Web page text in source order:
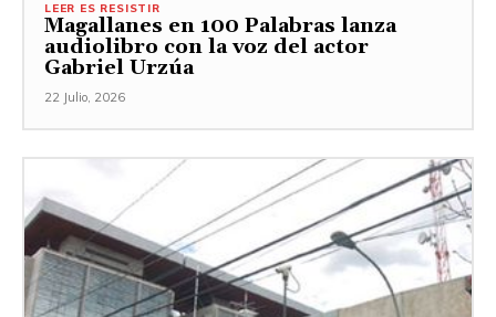
LEER ES RESISTIR
Magallanes en 100 Palabras lanza
audiolibro con la voz del actor
Gabriel Urzúa
22 Julio, 2026